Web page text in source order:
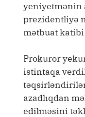
yeniyetmənin
prezidentliyə
mətbuat katibi
Prokuror
istintaqa
azadlıqdan
edilməsini